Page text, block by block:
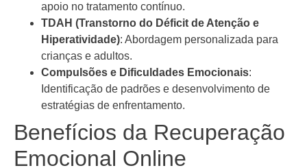
apoio no tratamento contínuo.
TDAH (Transtorno do Déficit de Atenção e
Hiperatividade): Abordagem personalizada para
crianças e adultos.
Compulsões e Dificuldades Emocionais:
Identificação de padrões e desenvolvimento de
estratégias de enfrentamento.
Benefícios da Recuperação
Emocional Online